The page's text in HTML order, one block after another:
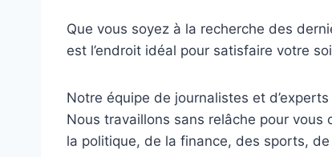
Que vous soyez à la recherche des
est l’endroit idéal pour satisfaire votre
Notre équipe de journalistes et
Nous travaillons sans relâche pour vous
la politique, de la finance, des sports,